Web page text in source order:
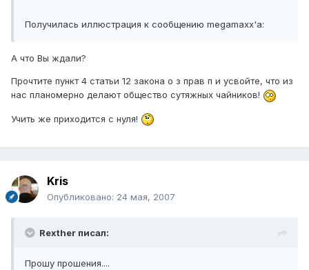
Получилась иллюстрация к сообщению megamaxx'a:
А что Вы ждали?
Прочтите пункт 4 статьи 12 закона о з прав п и усвойте, что из
нас планомерно делают общество сутяжных чайников!
Учить же приходится с нуля!
Kris
Опубликовано: 24 мая, 2007
Rexther писал:
Прошу прошения....